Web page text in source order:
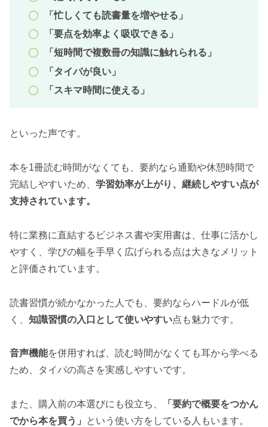
「忙しくても読書量を増やせる」
「要点を効率よく吸収できる」
「短時間で複数冊の知識に触れられる」
「タイパが良い」
「スキマ時間に使える」
といった声です。
本を1冊読む時間がなくても、要約なら通勤や休憩時間で
完結しやすいため、 学習効率が上がり、継続しやすい点が
支持されています。
特に業務に直結するビジネス書や実用書は、仕事に活かし
やすく、学びの幅を手早く広げられる点は大きなメリット
と評価されています。
読書習慣が続かなかった人でも、要約ならハードルが低
く、 知識習慣の入口として使いやすい点も魅力です。
音声機能を併用すれば、読む時間がなくても耳から学べる
ため、タイパの高さを実感しやすいです。
また、購入前の本選びにも役立ち、
「要約で概要をつかん
でから本を買う」
という使い方をしている人もいます。